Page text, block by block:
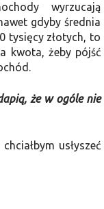
wyrzucają
gdyby średnia
tysięcy złotych, to
kwota, żeby pójść
że w ogóle nie
usłyszeć